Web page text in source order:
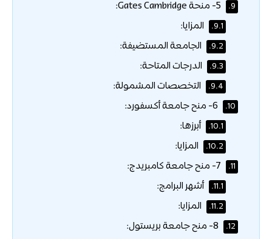
9.
9.1. المزايا:
9.2. الجامعة المستضيفة:
9.3. الدرجات المتاحة:
9.4. التخصصات المشمولة:
10.
10.1. أبرزها:
10.2. المزايا:
11.
11.1. أشهر البرامج:
11.2. المزايا:
12.